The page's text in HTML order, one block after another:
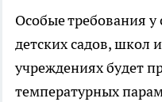
Особые требования
детских садов, школ
учреждениях будет
температурных